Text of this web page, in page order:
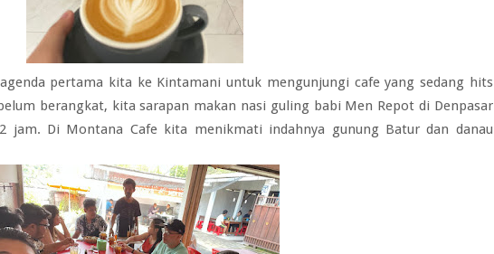
pertama kita ke Kintamani untuk mengunjungi cafe yang sedang hits
berangkat, kita sarapan makan nasi guling babi Men Repot di Denpasar
jam. Di Montana Cafe kita menikmati indahnya gunung Batur dan danau